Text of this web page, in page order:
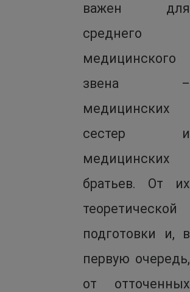
важен для
среднего
медицинского
звена –
медицинских
сестер и
медицинских
братьев. От их
теоретической
подготовки и, в
первую очередь,
от отточенных